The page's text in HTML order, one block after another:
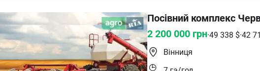
Посівний комплекс
2 200 000 грн·49 338 $·42
Вінниця